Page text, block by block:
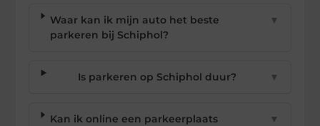
Waar kan ik mijn auto het beste
parkeren bij Schiphol?
▼
Is parkeren op Schiphol duur? ▼
Kan ik online een parkeerplaats
▼